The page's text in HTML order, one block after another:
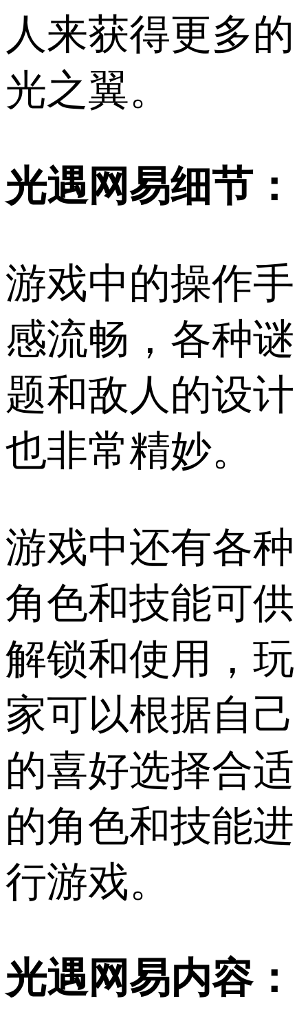
人来获得更多的
光之翼。
光遇网易细节：
游戏中的操作手
感流畅，各种谜
题和敌人的设计
也非常精妙。
游戏中还有各种
角色和技能可供
解锁和使用，玩
家可以根据自己
的喜好选择合适
的角色和技能进
行游戏。
光遇网易内容：